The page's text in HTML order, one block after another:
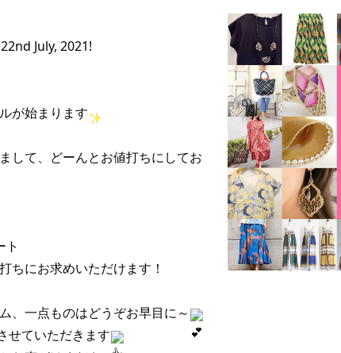
July, 2021!
が始まります
して、どーんとお値打ちにしてお
ト
ちにお求めいただけます！
、一点ものはどうぞお早目に～
せていただきます